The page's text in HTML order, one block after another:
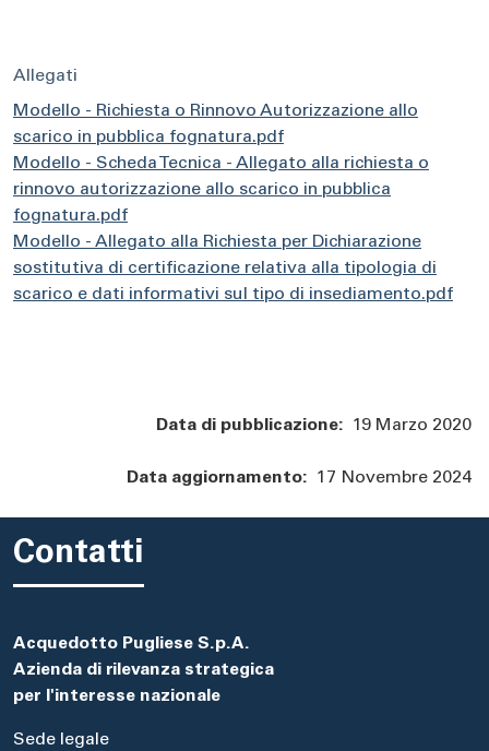
Allegati
Modello - Richiesta o Rinnovo Autorizzazione allo
scarico in pubblica fognatura.pdf
Modello - Scheda Tecnica - Allegato alla richiesta o
rinnovo autorizzazione allo scarico in pubblica
fognatura.pdf
Modello - Allegato alla Richiesta per Dichiarazione
sostitutiva di certificazione relativa alla tipologia di
scarico e dati informativi sul tipo di insediamento.pdf
Data di pubblicazione: 19 Marzo 2020
Data aggiornamento: 17 Novembre 2024
Contatti
Acquedotto Pugliese S.p.A.
Azienda di rilevanza strategica
per l'interesse nazionale
Sede legale